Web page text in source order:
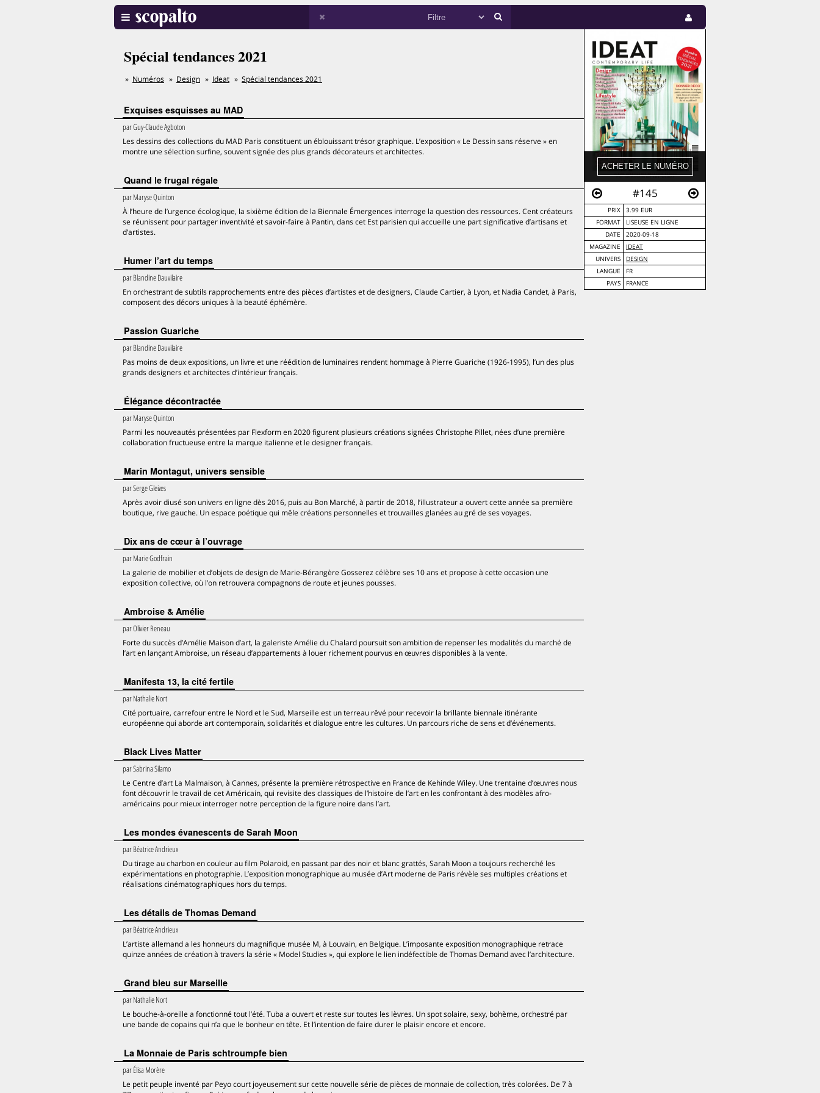
#145
PRIX
3.99 EUR
FORMAT
LISEUSE EN LIGNE
DATE
2020-09-18
MAGAZINE
IDEAT
UNIVERS
DESIGN
LANGUE
FR
PAYS
FRANCE
Spécial tendances 2021
Numéros Design Ideat Spécial tendances 2021
Exquises esquisses au MAD
parGuy-Claude Agboton
Les dessins des collections du MAD Paris constituent un éblouissant trésor graphique. L’exposition « Le Dessin sans réserve » en
montre une sélection surfine, souvent signée des plus grands décorateurs et architectes.
Quand le frugal régale
parMaryse Quinton
À l’heure de l’urgence écologique, la sixième édition de la Biennale Émergences interroge la question des ressources. Cent créateurs
se réunissent pour partager inventivité et savoir-faire à Pantin, dans cet Est parisien qui accueille une part significative d’artisans et
d’artistes.
Humer l’art du temps
parBlandine Dauvilaire
En orchestrant de subtils rapprochements entre des pièces d’artistes et de designers, Claude Cartier, à Lyon, et Nadia Candet, à Paris,
composent des décors uniques à la beauté éphémère.
Passion Guariche
parBlandine Dauvilaire
Pas moins de deux expositions, un livre et une réédition de luminaires rendent hommage à Pierre Guariche (1926-1995), l’un des plus
grands designers et architectes d’intérieur français.
Élégance décontractée
parMaryse Quinton
Parmi les nouveautés présentées par Flexform en 2020 figurent plusieurs créations signées Christophe Pillet, nées d’une première
collaboration fructueuse entre la marque italienne et le designer français.
Marin Montagut, univers sensible
parSerge Gleizes
Après avoir diusé son univers en ligne dès 2016, puis au Bon Marché, à partir de 2018, l’illustrateur a ouvert cette année sa première
boutique, rive gauche. Un espace poétique qui mêle créations personnelles et trouvailles glanées au gré de ses voyages.
Dix ans de cœur à l’ouvrage
parMarie Godfrain
La galerie de mobilier et d’objets de design de Marie-Bérangère Gosserez célèbre ses 10 ans et propose à cette occasion une
exposition collective, où l’on retrouvera compagnons de route et jeunes pousses.
Ambroise & Amélie
parOlivier Reneau
Forte du succès d’Amélie Maison d’art, la galeriste Amélie du Chalard poursuit son ambition de repenser les modalités du marché de
l’art en lançant Ambroise, un réseau d’appartements à louer richement pourvus en œuvres disponibles à la vente.
Manifesta 13, la cité fertile
parNathalie Nort
Cité portuaire, carrefour entre le Nord et le Sud, Marseille est un terreau rêvé pour recevoir la brillante biennale itinérante
européenne qui aborde art contemporain, solidarités et dialogue entre les cultures. Un parcours riche de sens et d’événements.
Black Lives Matter
parSabrina Silamo
Le Centre d’art La Malmaison, à Cannes, présente la première rétrospective en France de Kehinde Wiley. Une trentaine d’œuvres nous
font découvrir le travail de cet Américain, qui revisite des classiques de l’histoire de l’art en les confrontant à des modèles afro-
américains pour mieux interroger notre perception de la figure noire dans l’art.
Les mondes évanescents de Sarah Moon
parBéatrice Andrieux
Du tirage au charbon en couleur au film Polaroid, en passant par des noir et blanc grattés, Sarah Moon a toujours recherché les
expérimentations en photographie. L’exposition monographique au musée d’Art moderne de Paris révèle ses multiples créations et
réalisations cinématographiques hors du temps.
Les détails de Thomas Demand
parBéatrice Andrieux
L’artiste allemand a les honneurs du magnifique musée M, à Louvain, en Belgique. L’imposante exposition monographique retrace
quinze années de création à travers la série « Model Studies », qui explore le lien indéfectible de Thomas Demand avec l’architecture.
Grand bleu sur Marseille
parNathalie Nort
Le bouche-à-oreille a fonctionné tout l’été. Tuba a ouvert et reste sur toutes les lèvres. Un spot solaire, sexy, bohème, orchestré par
une bande de copains qui n’a que le bonheur en tête. Et l’intention de faire durer le plaisir encore et encore.
La Monnaie de Paris schtroumpfe bien
parÉlisa Morère
Le petit peuple inventé par Peyo court joyeusement sur cette nouvelle série de pièces de monnaie de collection, très colorées. De 7 à